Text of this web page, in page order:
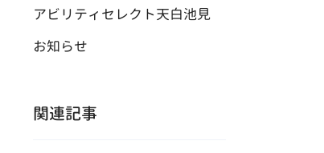
アビリティセレクト天白池見
お知らせ
関連記事